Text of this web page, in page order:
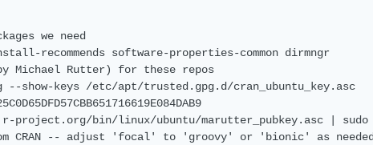
we need
recommends software-properties-common dirmngr
Michael Rutter) for these repos
show-keys /etc/apt/trusted.gpg.d/cran_ubuntu_key.asc
project.org/bin/linux/ubuntu/marutter_pubkey.asc |
CRAN -- adjust 'focal' to 'groovy' or 'bionic' as needed